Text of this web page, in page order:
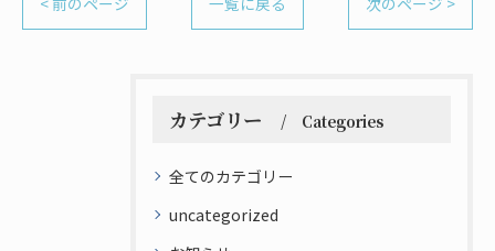
カテゴリー Categories
全てのカテゴリー
uncategorized